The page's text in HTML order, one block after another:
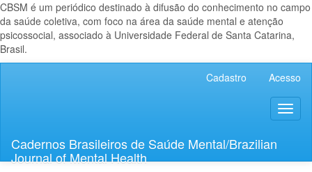
CBSM é um periódico destinado à difusão do conhecimento no campo
da saúde coletiva, com foco na área da saúde mental e atenção
psicossocial, associado à Universidade Federal de Santa Catarina,
Brasil.
Lateral
Cadastro Acesso
Cadernos Brasileiros de Saúde Mental/Brazilian
Journal of Mental Health